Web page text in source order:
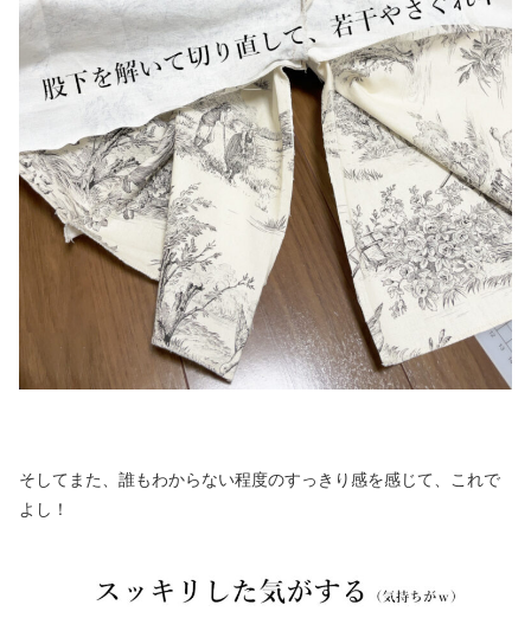
そしてまた、誰もわからない程度のすっきり感を感じて、これで
よし！